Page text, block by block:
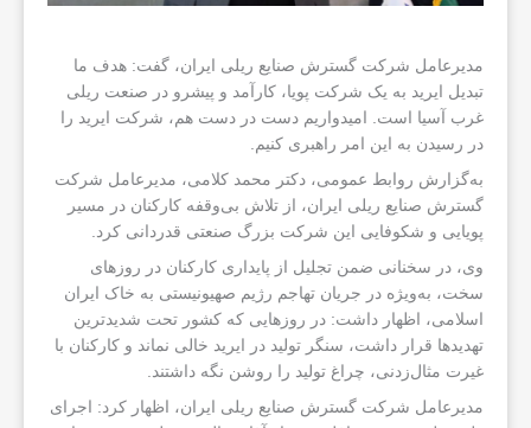
مدیرعامل شرکت گسترش صنایع ریلی ایران، گفت: هدف ما
تبدیل ایرید به یک شرکت پویا، کارآمد و پیشرو در صنعت ریلی
غرب آسیا است. امیدواریم دست در دست هم، شرکت ایرید را
در رسیدن به این امر راهبری کنیم.
به‌گزارش روابط عمومی، دکتر محمد کلامی، مدیرعامل شرکت
گسترش صنایع ریلی ایران، از تلاش بی‌وقفه کارکنان در مسیر
پویایی و شکوفایی این شرکت بزرگ صنعتی قدردانی کرد.
وی، در سخنانی ضمن تجلیل از پایداری کارکنان در روزهای
سخت، به‌ویژه در جریان تهاجم رژیم صهیونیستی به خاک ایران
اسلامی، اظهار داشت: در روزهایی که کشور تحت شدیدترین
تهدیدها قرار داشت، سنگر تولید در ایرید خالی نماند و کارکنان با
غیرت مثال‌زدنی، چراغ تولید را روشن نگه داشتند.
مدیرعامل شرکت گسترش صنایع ریلی ایران، اظهار کرد: اجرای